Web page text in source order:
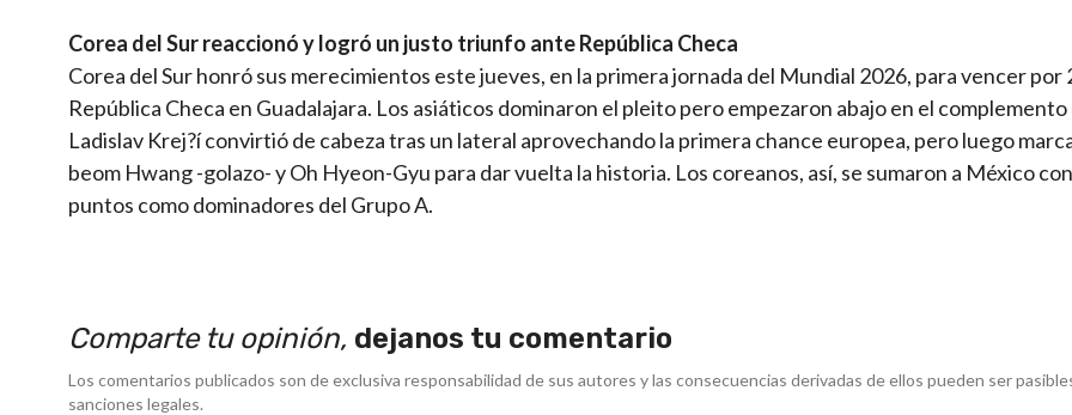
Corea del Sur reaccionó y logró un justo triunfo ante República Checa
Corea del Sur honró sus merecimientos este jueves, en la primera jornada del Mundial 2026, para vencer por
República Checa en Guadalajara. Los asiáticos dominaron el pleito pero empezaron abajo en el
Ladislav Krej?í convirtió de cabeza tras un lateral aprovechando la primera chance europea, pero luego
beom Hwang -golazo- y Oh Hyeon-Gyu para dar vuelta la historia. Los coreanos, así, se sumaron a México
puntos como dominadores del Grupo A.
Comparte tu opinión, dejanos tu comentario
Los comentarios publicados son de exclusiva responsabilidad de sus autores y las consecuencias derivadas de ellos pueden ser
sanciones legales.